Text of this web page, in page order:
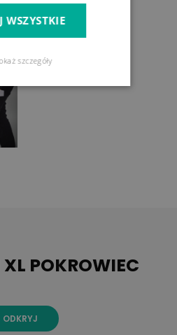
POKROWIEC
ODKRYJ
WSZYSTKIE
szczegóły